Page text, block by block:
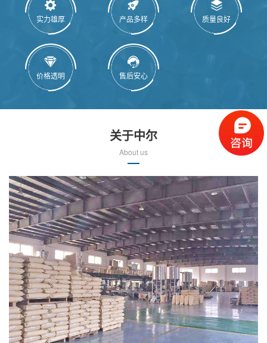
实力雄厚 产品多样 质量良好
价格透明 售后安心
关于中尔
About us